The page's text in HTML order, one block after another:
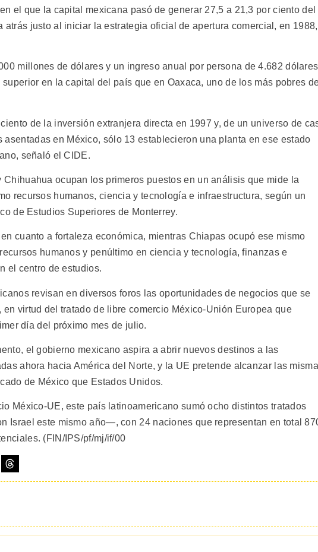
el que la capital mexicana pasó de generar 27,5 a 21,3 por ciento del
atrás justo al iniciar la estrategia oficial de apertura comercial, en 1988,
millones de dólares y un ingreso anual por persona de 4.682
en la capital del país que en Oaxaca, uno de los más pobres
de la inversión extranjera directa en 1997 y, de un universo de
asentadas en México, sólo 13 establecieron una planta en ese estado
señaló el CIDE.
ocupan los primeros puestos en un análisis que mide la
recursos humanos, ciencia y tecnología e infraestructura, según un
de Estudios Superiores de Monterrey.
cuanto a fortaleza económica, mientras Chiapas ocupó ese mismo
humanos y penúltimo en ciencia y tecnología, finanzas e
el centro de estudios.
revisan en diversos foros las oportunidades de negocios que se
virtud del tratado de libre comercio México-Unión Europea que
día del próximo mes de julio.
el gobierno mexicano aspira a abrir nuevos destinos a las
ahora hacia América del Norte, y la UE pretende alcanzar las
de México que Estados Unidos.
México-UE, este país latinoamericano sumó ocho distintos tratados
Israel este mismo año—, con 24 naciones que representan en total
(FIN/IPS/pf/mj/if/00